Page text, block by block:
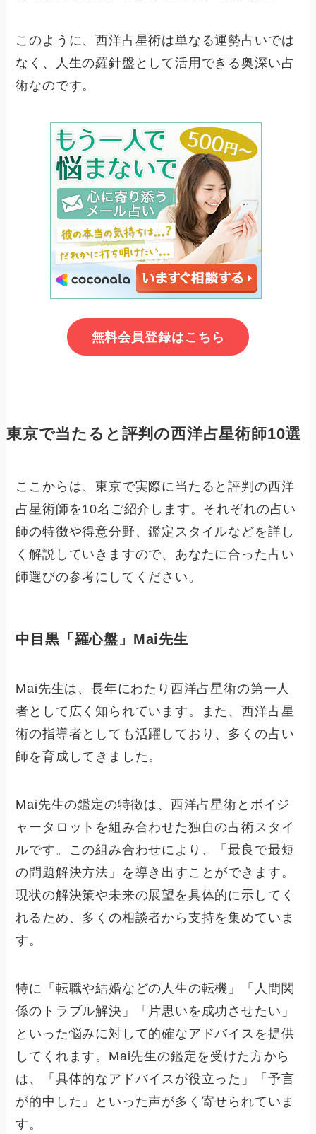
このように、西洋占星術は単なる運勢占いでは
なく、人生の羅針盤として活用できる奥深い占
術なのです。
無料会員登録はこちら
東京で当たると評判の西洋占星術師10選
ここからは、東京で実際に当たると評判の西洋
占星術師を10名ご紹介します。それぞれの占い
師の特徴や得意分野、鑑定スタイルなどを詳し
く解説していきますので、あなたに合った占い
師選びの参考にしてください。
中目黒「羅心盤」Mai先生
Mai先生は、長年にわたり西洋占星術の第一人
者として広く知られています。また、西洋占星
術の指導者としても活躍しており、多くの占い
師を育成してきました。
Mai先生の鑑定の特徴は、西洋占星術とボイジ
ャータロットを組み合わせた独自の占術スタイ
ルです。この組み合わせにより、「最良で最短
の問題解決方法」を導き出すことができます。
現状の解決策や未来の展望を具体的に示してく
れるため、多くの相談者から支持を集めていま
す。
特に「転職や結婚などの人生の転機」「人間関
係のトラブル解決」「片思いを成功させたい」
といった悩みに対して的確なアドバイスを提供
してくれます。Mai先生の鑑定を受けた方から
は、「具体的なアドバイスが役立った」「予言
が的中した」といった声が多く寄せられていま
す。